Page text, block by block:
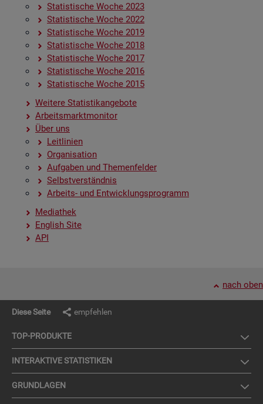
Sta­tis­ti­sche Woche 2023
Sta­tis­ti­sche Woche 2022
Sta­tis­ti­sche Woche 2019
Sta­tis­ti­sche Woche 2018
Sta­tis­ti­sche Woche 2017
Sta­tis­ti­sche Woche 2016
Sta­tis­ti­sche Woche 2015
Wei­te­re Sta­tis­tik­an­ge­bo­te
Ar­beits­markt­mo­ni­tor
Über uns
Leit­li­ni­en
Or­ga­ni­sa­ti­on
Auf­ga­ben und The­men­fel­der
Selbst­ver­ständ­nis
Ar­beits- und Ent­wick­lungs­pro­gramm
Me­dia­thek
English Site
API
nach oben
Diese Seite empfehlen
TOP-PRO­DUK­TE
IN­TER­AK­TI­VE STA­TIS­TI­KEN
GRUND­LA­GEN